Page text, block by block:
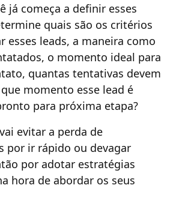
já começa a definir esses
quais são os critérios
esses leads, a maneira como
o momento ideal para
quantas tentativas devem
momento esse lead é
para próxima etapa?
evitar a perda de
por ir rápido ou devagar
por adotar estratégias
hora de abordar os seus